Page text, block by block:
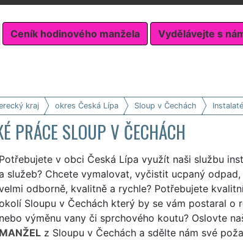
Ceník hodinového manžela Vydělávejte s
kraj okres Česká Lípa Sloup v Čechách
PRÁCE SLOUP V ČECHÁCH
Potřebujete v obci Česká Lípa využít naši službu
služeb? Chcete vymalovat, vyčistit ucpaný
odborně, kvalitně a rychle? Potřebujete
Sloupu v Čechách který by se vám postaral
nebo výměnu vany či sprchového koutu? Oslovte
MANŽELz Sloupu v Čechách a sdělte nám své